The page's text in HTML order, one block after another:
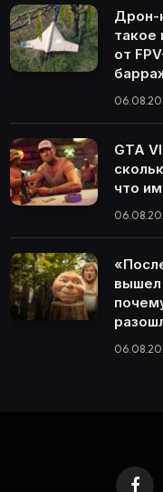
Дрон-
такое
от
GTA
что
вышел